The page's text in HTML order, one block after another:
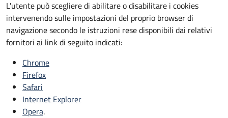
L'utente può scegliere di abilitare o disabilitare i cookies
intervenendo sulle impostazioni del proprio browser di
navigazione secondo le istruzioni rese disponibili dai relativi
fornitori ai link di seguito indicati:
Chrome
Firefox
Safari
Internet Explorer
Opera.